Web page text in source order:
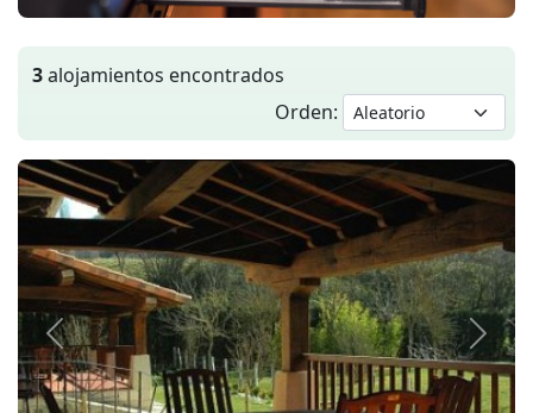
3alojamientos encontrados
Orden:
Anterior